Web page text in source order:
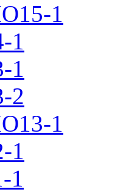
1
1
1
2
1
1
1